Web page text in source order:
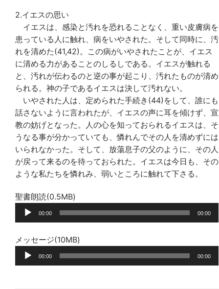
2.イエスの思い
イエスは、感染と汚れを恐れることなく、重い皮膚病を
患っている人に触れ、病をいやされた。そして同時に、汚
れを清めた(41,42)。この病がいやされたことが、イエス
に清める力があることのしるしである。イエスが触れる
と、汚れが伝わるのと逆の事が起こり、汚れたものが清め
られる。神の子であるイエスは決して汚れない。
いやされた人は、定められた手続き(44)をして、誰にも
話さないように言われたが、イエスの声に耳を傾けず、宣
教の妨げとなった。人の心を知っておられるイエスは、そ
うなる事が分かっていても、憐れんでその人を清めずには
いられなかった。そして、放蕩息子の父のように、その人
が戻って来るのを待っておられた。イエスは今日も、その
ような私たちを憐れみ、弱いところに触れて下さる。
聖書朗読(0.5MB)
声
レ
00:00 00:00
メッセージ(10MB)
声
00:00 00:00